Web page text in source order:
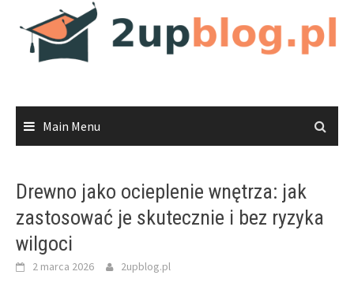
content
Main Menu
Drewno jako ocieplenie wnętrza: jak
zastosować je skutecznie i bez ryzyka
wilgoci
2 marca 2026 2upblog.pl